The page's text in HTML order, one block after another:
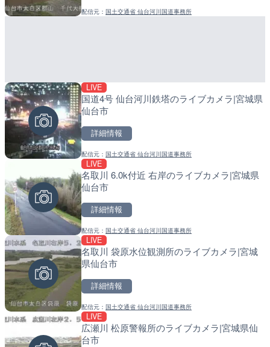
配信元：国土交通省 仙台河川国道事務所
LIVE
国道4号 仙台河川鉄塔のライブカメラ|宮城県
仙台市
詳細情報
配信元：国土交通省 仙台河川国道事務所
LIVE
名取川 6.0k付近 右岸のライブカメラ|宮城県
仙台市
詳細情報
配信元：国土交通省 仙台河川国道事務所
LIVE
名取川 袋原水位観測所のライブカメラ|宮城
県仙台市
詳細情報
配信元：国土交通省 仙台河川国道事務所
LIVE
広瀬川 松原警報所のライブカメラ|宮城県仙
台市
配信元：一般国道334号斜里～ウトロ間
ルナコーストより銭函海
配信元：ホテルルナコースト
日本平から富士山・清水
配信元：SBSnews6
淡路島モンキーセンター
配信元：淡路ザル
手結港(YASU海の駅クラ
配信元：日高町役場
導目木川 花立砂防堰堤下
配信元：福岡県庁県土整備部河川課
常呂川 鹿ノ子ダムのライ
配信元：国土交通省 北海道開発局
天塩川 岩尾内ダムのライ
配信元：国土交通省 北海道開発局
東京都品川区南大井のラ